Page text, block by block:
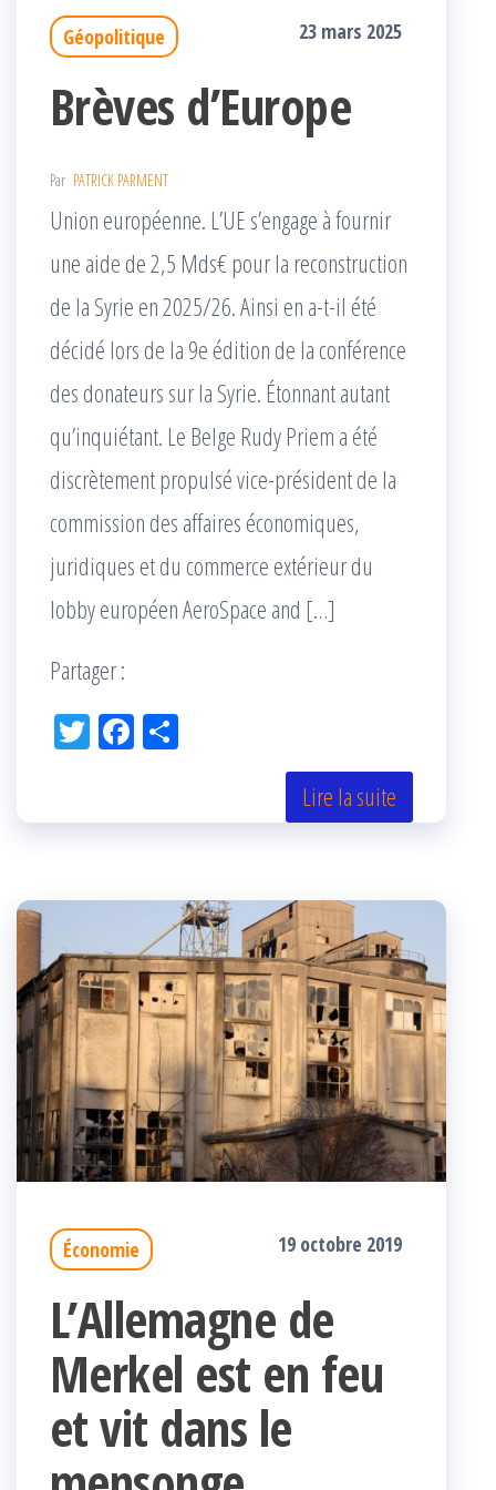
Géopolitique 23 mars 2025
Brèves d’Europe
Par PATRICK PARMENT
Union européenne. L’UE s’engage à fournir
une aide de 2,5 Mds€ pour la reconstruction
de la Syrie en 2025/26. Ainsi en a-t-il été
décidé lors de la 9e édition de la conférence
des donateurs sur la Syrie. Étonnant autant
qu’inquiétant. Le Belge Rudy Priem a été
discrètement propulsé vice-président de la
commission des affaires économiques,
juridiques et du commerce extérieur du
lobby européen AeroSpace and […]
Partager :
Tw Fac
k r
Lire la suite
Économie 19 octobre 2019
L’Allemagne de
Merkel est en feu
et vit dans le